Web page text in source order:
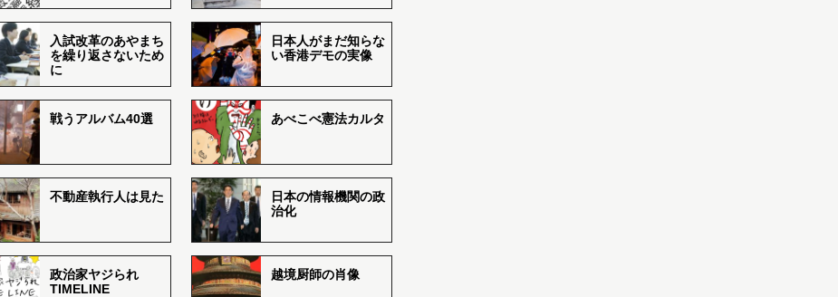
入試改革のあやまち
を繰り返さないため
に
日本人がまだ知らな
い香港デモの実像
戦うアルバム40選 あべこべ憲法カルタ
不動産執行人は見た
日本の情報機関の政
治化
政治家ヤジられ
TIMELINE
越境厨師の肖像